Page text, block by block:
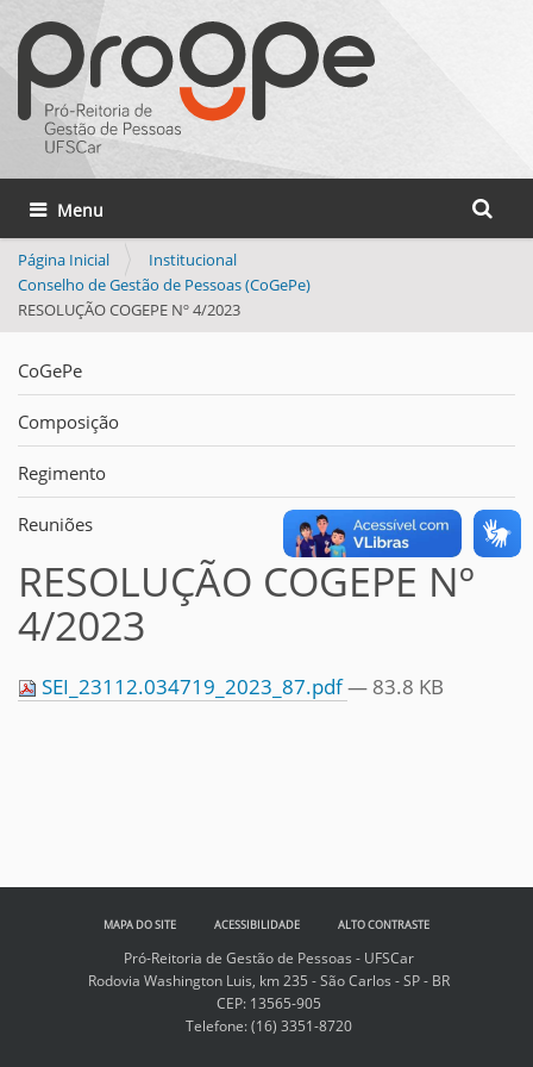
Busca
Busca
Toggle navigation
Página Inicial
Institucional
Conselho de Gestão de Pessoas (CoGePe)
RESOLUÇÃO COGEPE Nº 4/2023
CoGePe
Composição
Regimento
Reuniões
RESOLUÇÃO COGEPE Nº
4/2023
SEI_23112.034719_2023_87.pdf— 83.8 KB
MAPA DO SITE ACESSIBILIDADE ALTO CONTRASTE
Pró-Reitoria de Gestão de Pessoas - UFSCar
Rodovia Washington Luis, km 235 - São Carlos - SP - BR
CEP: 13565-905
Telefone:(16) 3351-8720